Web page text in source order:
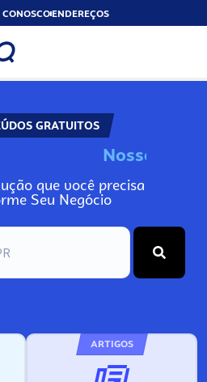
ENDEREÇOS
GRATUITOS
Nosso
que você precisa
Seu Negócio
ARTIGOS